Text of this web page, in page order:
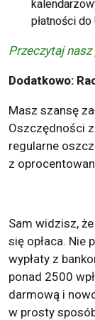
płatności do
Przeczytaj
Dodatkowo:
Masz szansę
Oszczędności
regularne
z
Sam widzisz, że
się opłaca. Nie
wypłaty z
ponad 2500
darmową i
w prosty